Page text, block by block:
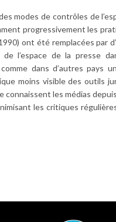
modes de contrôles de
progressivement les
ont été remplacées par
l’espace de la presse
dans d’autres pays
moins visible des outils
les médias
les critiques